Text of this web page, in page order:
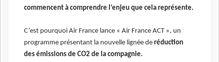
commencent à comprendre l’enjeu que cela représente.
C’est pourquoi Air France lance « Air France ACT », un
programme présentant la nouvelle lignée de réduction
des émissions de CO2 de la compagnie.